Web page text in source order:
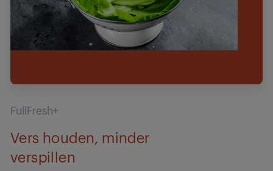
FullFresh+
Vers houden, minder
verspillen